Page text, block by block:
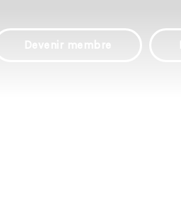
Devenir membre